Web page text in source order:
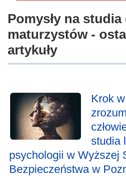
Pomysły na studia
maturzystów -
artykuły
Krok
studia
psychologii w Wyższej
Bezpieczeństwa w